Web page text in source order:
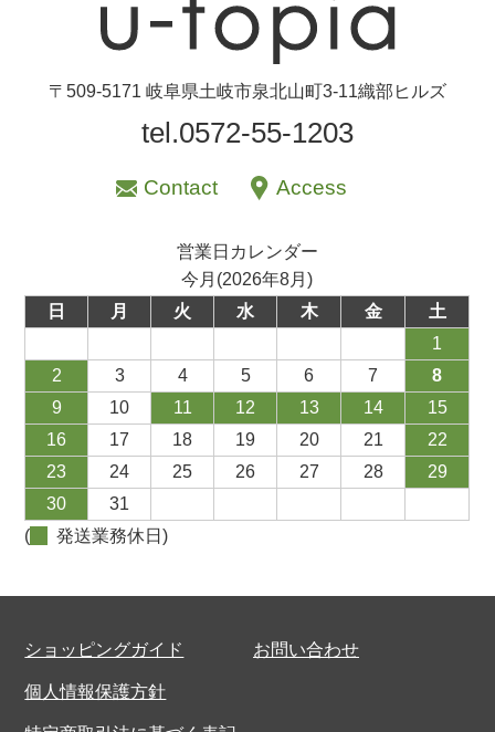
〒509-5171 岐阜県土岐市泉北山町3-11織部ヒルズ
tel.0572-55-1203
Contact Access
営業日カレンダー
今月(2026年8月)
日
月 火 水 木 金
土
1
2
3 4 5 6 7
8
9
10 11 12 13 14
15
16
17 18 19 20 21
22
23
24 25 26 27 28
29
30
31
(
発送業務休日)
ショッピングガイド お問い合わせ
個人情報保護方針